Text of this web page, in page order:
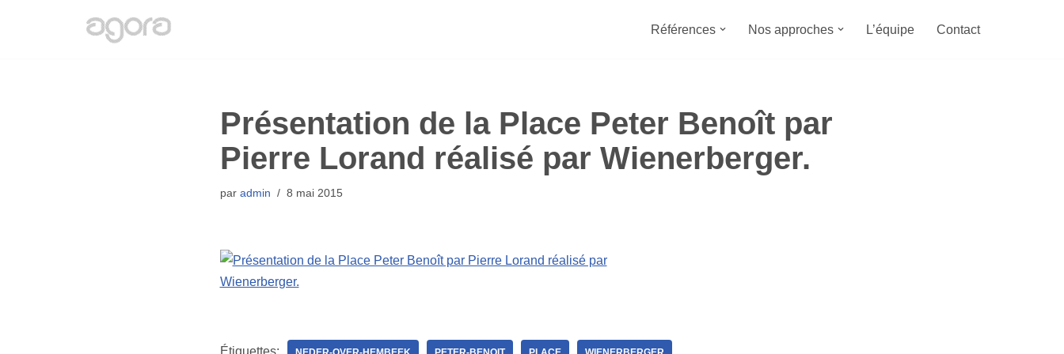
Références Nos approches L’équipe Contact
Présentation de la Place Peter Benoît par
Pierre Lorand réalisé par Wienerberger.
par admin 8 mai 2015
Étiquettes: